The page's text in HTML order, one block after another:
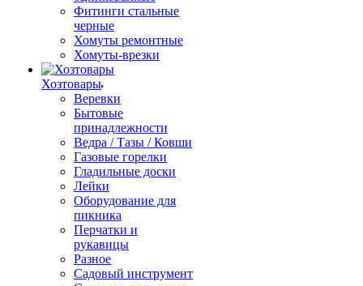
Фитинги стальные
черные
Хомуты ремонтные
Хомуты-врезки
Хозтовары
Веревки
Бытовые
принадлежности
Ведра / Тазы / Ковши
Газовые горелки
Гладильные доски
Лейки
Оборудование для
пикника
Перчатки и
рукавицы
Разное
Садовый инструмент